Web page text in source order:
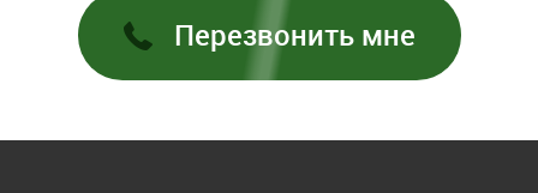
Перезвонить мне